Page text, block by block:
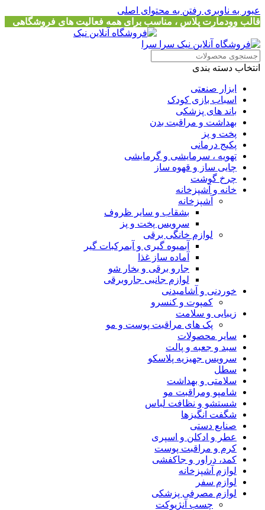
عبور به ناوبری رفتن به محتوای اصلی
قالب وودمارت پلاس ، مناسب برای همه فعالیت های فروشگاهی
انتخاب دسته بندی
ابزار صنعتی
اسباب بازی کودک
باند های پزشکی
بهداشت و مراقبت بدن
پخت و پز
پکیج درمانی
تهویه ، سرمایشی و گرمایشی
چایی ساز و قهوه ساز
چرخ گوشت
خانه و آشپزخانه
آشپزخانه
بشقاب و سایر ظروف
سرویس پخت و پز
لوازم خانگی برقی
آبمیوه گیری و آبمرکبات گیر
آماده ساز غذا
جارو برقی و بخار شو
لوازم جانبی جاروبرقی
خوردنی و آشامیدنی
کمپوت و کنسرو
زیبایی و سلامت
پک های مراقبت پوست و مو
سایر محصولات
سبد و جعبه و پالت
سرویس جهیزیه پلاسکو
سطل
سلامتی و بهداشت
شامپو ومراقبت مو
شستشو و نظافت لباس
شگفت انگیزها
صنایع دستی
عطر و ادکلن و اسپری
کرم و مراقبت پوست
کمد، دراور و جاکفشی
لوازم آشپزخانه
لوازم سفر
لوازم مصرفی پزشکی
چسب آنژیوکت